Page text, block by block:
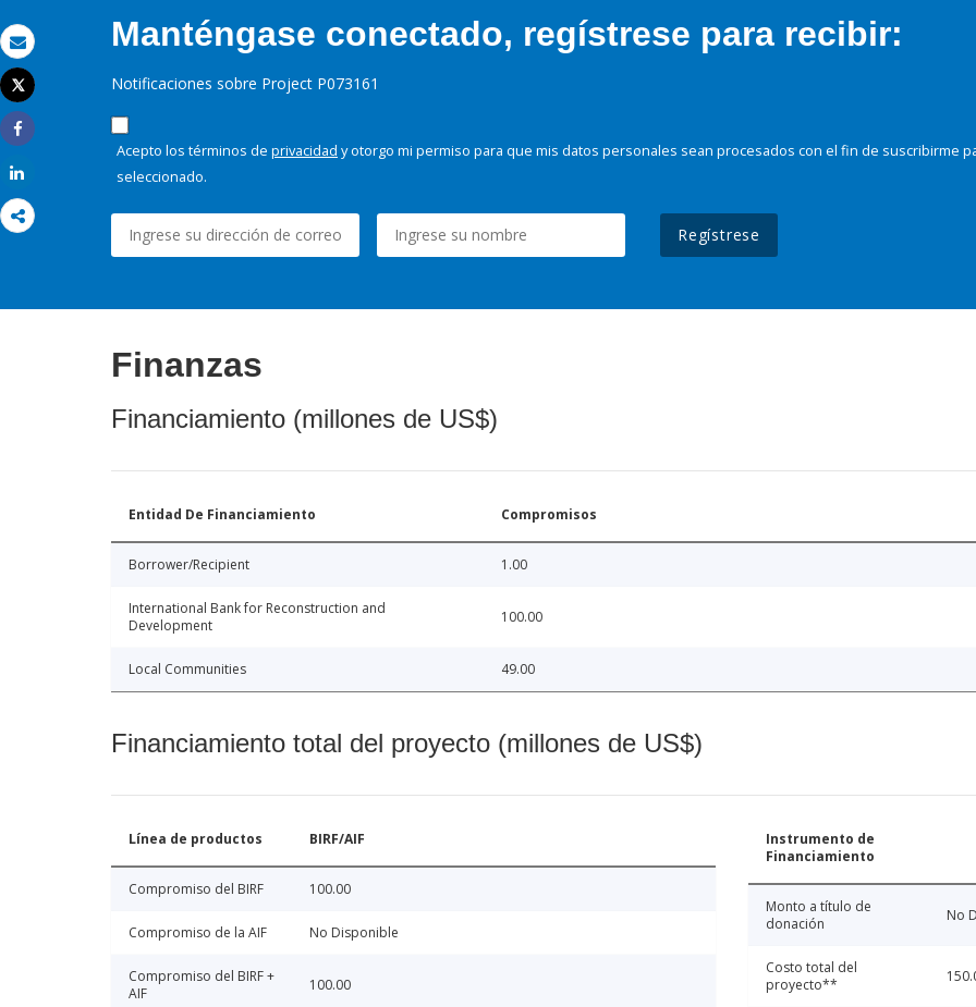
Correo electrónico
Imprimir
Tweet
Share
Manténgase conectado, regístrese para recibir:
Notificaciones sobre Project P073161
Acepto los términos de privacidad y otorgo mi permiso para que mis datos personales sean procesados con el fin de suscribirme
seleccionado.
Regístrese
Finanzas
Financiamiento (millones de US$)
Entidad De Financiamiento Compromisos
Borrower/Recipient 1.00
International Bank for Reconstruction and
Development
100.00
Local Communities 49.00
Financiamiento total del proyecto (millones de US$)
Línea de productos BIRF/AIF
Compromiso del BIRF 100.00
Compromiso de la AIF No Disponible
Compromiso del BIRF +
AIF
100.00
Instrumento de
Financiamiento
Monto a título de
donación
No
Costo total del
proyecto**